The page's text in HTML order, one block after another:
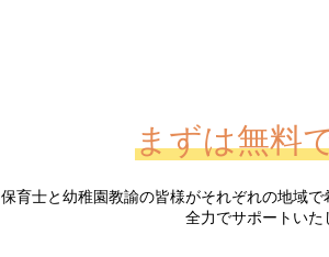
まずは無料
保育士と幼稚園教諭の皆様がそれぞれの地域
全力でサポートいた